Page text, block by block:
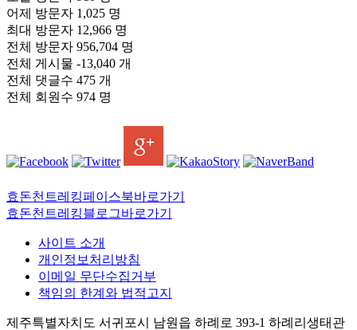
어제 방문자 1,025 명
최대 방문자 12,966 명
전체 방문자 956,704 명
전체 게시물 -13,040 개
전체 댓글수 475 개
전체 회원수 974 명
효돈천트레킹페이스북바로가기
효돈천트레킹블로그바로가기
사이트 소개
개인정보처리방침
이메일 무단수집거부
책임의 한계와 법적고지
제주특별자치도 서귀포시 남원읍 하례로 393-1 하례리생태관